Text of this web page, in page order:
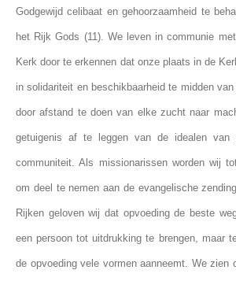
Godgewijd celibaat en gehoorzaamheid te
het Rijk Gods (11). We leven in communie
Kerk door te erkennen dat onze plaats in de
in solidariteit en beschikbaarheid te midden
door afstand te doen van elke zucht naar
getuigenis af te leggen van de idealen van
communiteit. Als missionarissen worden wij
om deel te nemen aan de evangelische
Rijken geloven wij dat opvoeding de beste
een persoon tot uitdrukking te brengen, maar
de opvoeding vele vormen aanneemt. We zien